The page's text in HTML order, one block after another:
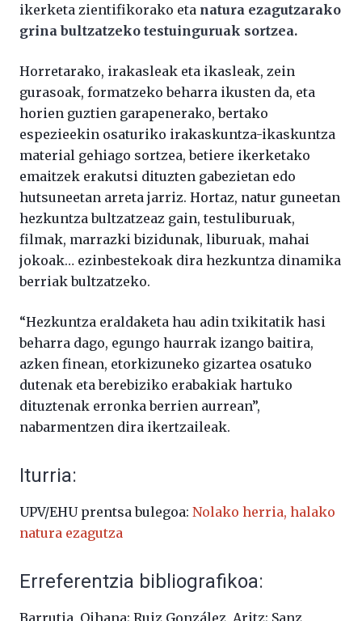
ikerketa zientifikorako eta natura ezagutzarako
grina bultzatzeko testuinguruak sortzea.
Horretarako, irakasleak eta ikasleak, zein
gurasoak, formatzeko beharra ikusten da, eta
horien guztien garapenerako, bertako
espezieekin osaturiko irakaskuntza-ikaskuntza
material gehiago sortzea, betiere ikerketako
emaitzek erakutsi dituzten gabezietan edo
hutsuneetan arreta jarriz. Hortaz, natur guneetan
hezkuntza bultzatzeaz gain, testuliburuak,
filmak, marrazki bizidunak, liburuak, mahai
jokoak… ezinbestekoak dira hezkuntza dinamika
berriak bultzatzeko.
“Hezkuntza eraldaketa hau adin txikitatik hasi
beharra dago, egungo haurrak izango baitira,
azken finean, etorkizuneko gizartea osatuko
dutenak eta berebiziko erabakiak hartuko
dituztenak erronka berrien aurrean”,
nabarmentzen dira ikertzaileak.
Iturria:
UPV/EHU prentsa bulegoa: Nolako herria, halako
natura ezagutza
Erreferentzia bibliografikoa:
Barrutia, Oihana; Ruiz González, Aritz; Sanz